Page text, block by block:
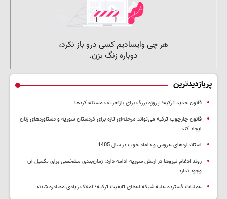
پربازدیدترین
قانون جدید ترکیه؛ پروژه بزرگ‌ برای بازتعریف مسئله کردها
قانون چارچوب ترکیه می‌تواند مرحله‌ای تازه برای کردستان سوریه و دستاوردهای زنان
ایجاد کند
استانداردهای عروس و داماد خوب در سال 1405
روند ادغام نیروها در ارتش سوریه ادامه دارد؛ زمان‌بندی مشخصی برای تکمیل آن
وجود ندارد
عملیات گسترده علیه شبکه اعطای تابعیت ترکیه؛ املاک زیادی مصادره شدند